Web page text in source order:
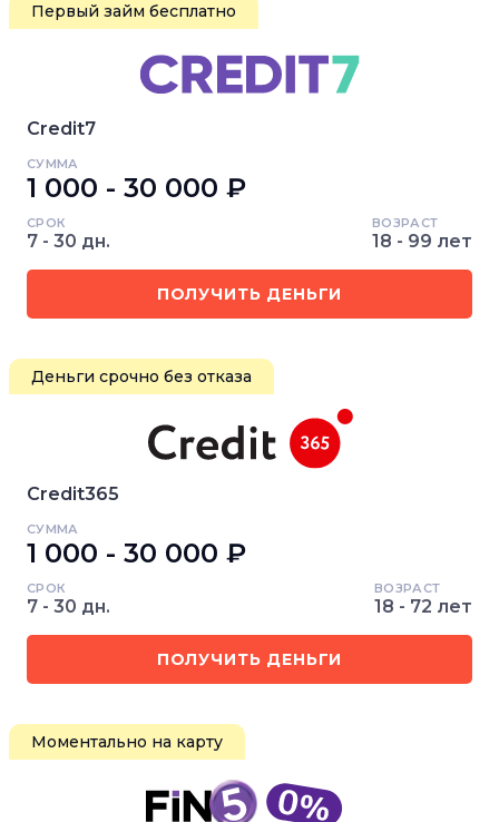
Первый займ бесплатно
Credit7
СУММА
1 000 - 30 000 ₽
СРОК
7 - 30 дн.
ВОЗРАСТ
18 - 99 лет
ПОЛУЧИТЬ ДЕНЬГИ
Деньги срочно без отказа
Credit365
СУММА
1 000 - 30 000 ₽
СРОК
7 - 30 дн.
ВОЗРАСТ
18 - 72 лет
ПОЛУЧИТЬ ДЕНЬГИ
Моментально на карту